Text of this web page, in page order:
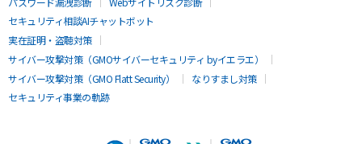
セキュリティ相談AIチャットボット
実在証明・盗聴対策
サイバー攻撃対策（GMOサイバーセキュリティ byイエラエ）
サイバー攻撃対策（GMO Flatt Security）
なりすまし対策
セキュリティ事業の軌跡